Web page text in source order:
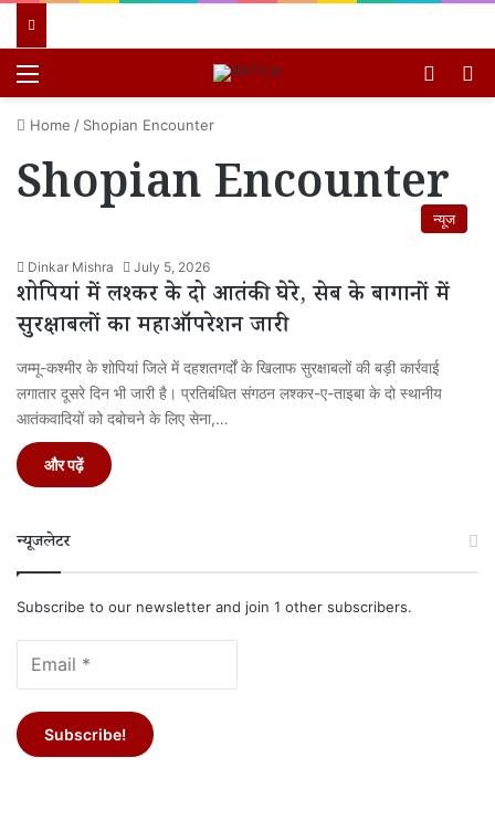
Home / Shopian Encounter
Shopian Encounter
न्यूज
Dinkar Mishra July 5, 2026
शोपियां में लश्कर के दो आतंकी घेरे, सेब के बागानों में
सुरक्षाबलों का महाऑपरेशन जारी
जम्मू-कश्मीर के शोपियां जिले में दहशतगर्दों के खिलाफ सुरक्षाबलों की बड़ी कार्रवाई
लगातार दूसरे दिन भी जारी है। प्रतिबंधित संगठन लश्कर-ए-ताइबा के दो स्थानीय
आतंकवादियों को दबोचने के लिए सेना,…
और पढ़ें
न्यूजलेटर
Subscribe to our newsletter and join 1 other subscribers.